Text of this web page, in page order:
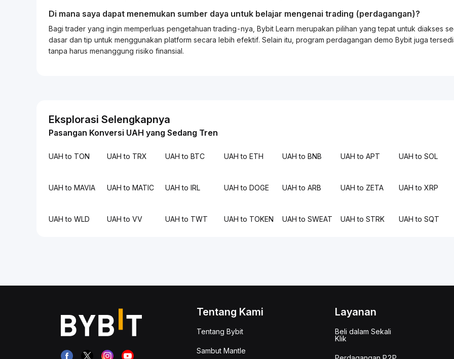
Di mana saya dapat menemukan sumber daya untuk belajar mengenai trading (perdagangan)?
Bagi trader yang ingin memperluas pengetahuantrading-nya, Bybit Learn merupakan pilihan yang tepat untuk diakses
dasar dan tip untuk menggunakan platform secara lebih efektif. Selain itu, program perdagangan demo Bybit juga
tanpa harus menanggung risiko finansial.
Eksplorasi Selengkapnya
Pasangan Konversi UAH yang Sedang Tren
UAH to TON UAH to TRX UAH to BTC UAH to ETH UAH to BNB UAH to APT UAH to SOL
UAH to MAVIA UAH to MATIC UAH to IRL UAH to DOGE UAH to ARB UAH to ZETA UAH to XRP
UAH to WLD UAH to VV UAH to TWT UAH to TOKEN UAH to SWEAT UAH to STRK UAH to SQT
Tentang Kami
Tentang Bybit
Sambut Mantle
Layanan
Beli dalam Sekali
Klik